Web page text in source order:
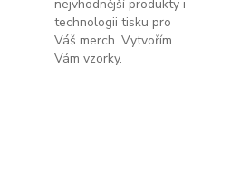
nejvhodnější produkty i
technologii tisku pro
Váš merch. Vytvořím
Vám vzorky.